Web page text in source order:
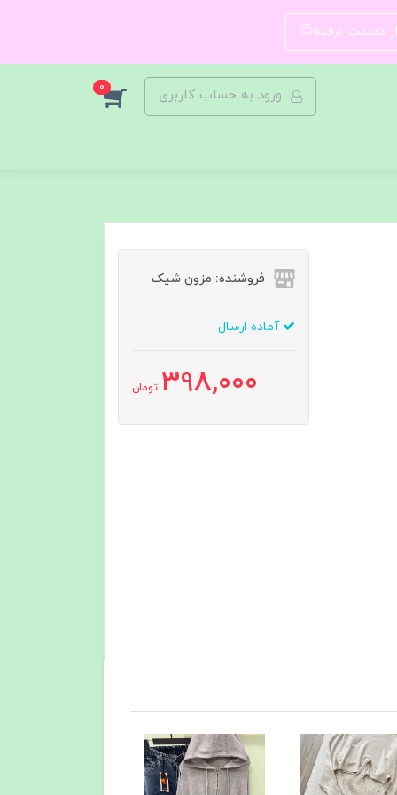
از دستت نرفته😍
ورود به حساب کاربری 0
فروشنده: مزون شیک
آماده ارسال
398,000 تومان